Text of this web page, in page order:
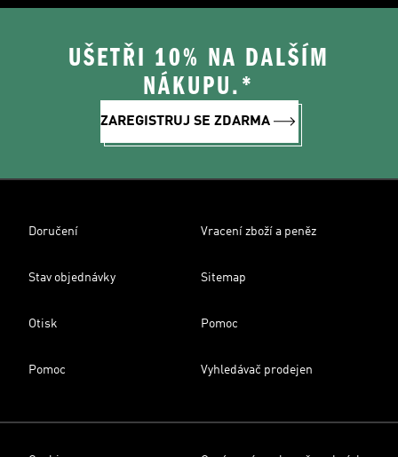
UŠETŘI 10% NA DALŠÍM
NÁKUPU.*
ZAREGISTRUJ SE ZDARMA
Doručení Vracení zboží a peněz
Stav objednávky Sitemap
Otisk Pomoc
Pomoc Vyhledávač prodejen